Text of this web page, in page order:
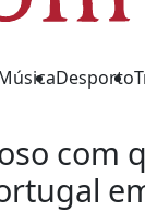
Desporto
com